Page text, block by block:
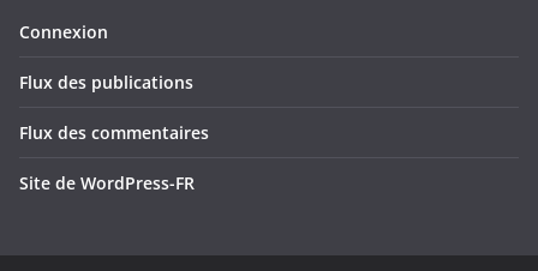
Connexion
Flux des publications
Flux des commentaires
Site de WordPress-FR